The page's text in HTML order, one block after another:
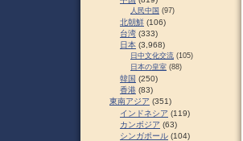
人民中国 (97)
北朝鮮 (106)
台湾 (333)
日本 (3,968)
日中文化交流 (105)
日本の皇室 (88)
韓国 (250)
香港 (83)
東南アジア (351)
インドネシア (119)
カンボジア (63)
シンガポール (104)